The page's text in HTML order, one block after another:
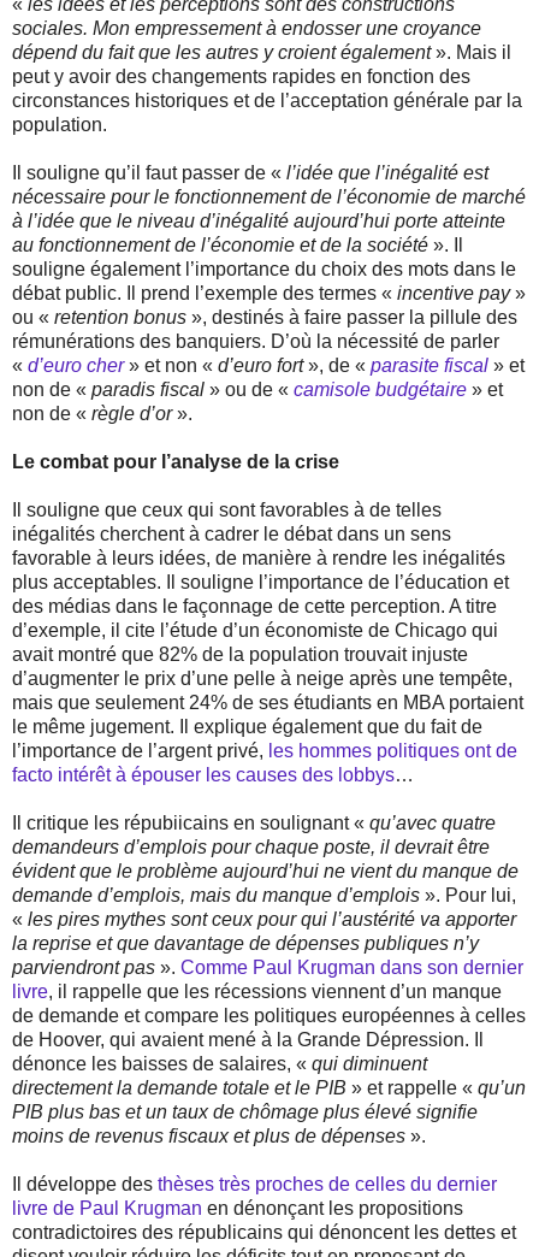
« les idées et les perceptions sont des constructions
sociales. Mon empressement à endosser une croyance
dépend du fait que les autres y croient également». Mais il
peut y avoir des changements rapides en fonction des
circonstances historiques et de l’acceptation générale par la
population.
Il souligne qu’il faut passer de « l’idée que l’inégalité est
nécessaire pour le fonctionnement de l’économie de marché
à l’idée que le niveau d’inégalité aujourd’hui porte atteinte
au fonctionnement de l’économie et de la société ». Il
souligne également l’importance du choix des mots dans le
débat public. Il prend l’exemple des termes « incentive pay»
ou « retention bonus », destinés à faire passer la pillule des
rémunérations des banquiers. D’où la nécessité de parler
« d’euro cher» et non « d’euro fort», de « parasite fiscal » et
non de « paradis fiscal » ou de « camisole budgétaire » et
non de « règle d’or».
Le combat pour l’analyse de la crise
Il souligne que ceux qui sont favorables à de telles
inégalités cherchent à cadrer le débat dans un sens
favorable à leurs idées, de manière à rendre les inégalités
plus acceptables. Il souligne l’importance de l’éducation et
des médias dans le façonnage de cette perception. A titre
d’exemple, il cite l’étude d’un économiste de Chicago qui
avait montré que 82% de la population trouvait injuste
d’augmenter le prix d’une pelle à neige après une tempête,
mais que seulement 24% de ses étudiants en MBA portaient
le même jugement. Il explique également que du fait de
l’importance de l’argent privé, les hommes politiques ont de
facto intérêt à épouser les causes des lobbys…
Il critique les répubiicains en soulignant « qu’avec quatre
demandeurs d’emplois pour chaque poste, il devrait être
évident que le problème aujourd’hui ne vient du manque de
demande d’emplois, mais du manque d’emplois ». Pour lui,
« les pires mythes sont ceux pour qui l’austérité va apporter
la reprise et que davantage de dépenses publiques n’y
parviendront pas ». Comme Paul Krugman dans son dernier
livre, il rappelle que les récessions viennent d’un manque
de demande et compare les politiques européennes à celles
de Hoover, qui avaient mené à la Grande Dépression. Il
dénonce les baisses de salaires, « qui diminuent
directement la demande totale et le PIB » et rappelle « qu’un
PIB plus bas et un taux de chômage plus élevé signifie
moins de revenus fiscaux et plus de dépenses ».
Il développe des thèses très proches de celles du dernier
livre de Paul Krugman en dénonçant les propositions
contradictoires des républicains qui dénoncent les dettes et